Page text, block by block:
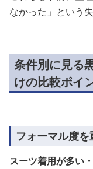
なかった」という
条件別に見る
けの比較ポイ
フォーマル度
スーツ着用が多い